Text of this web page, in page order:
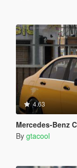
4.63
Mercedes-Benz
By gtacool